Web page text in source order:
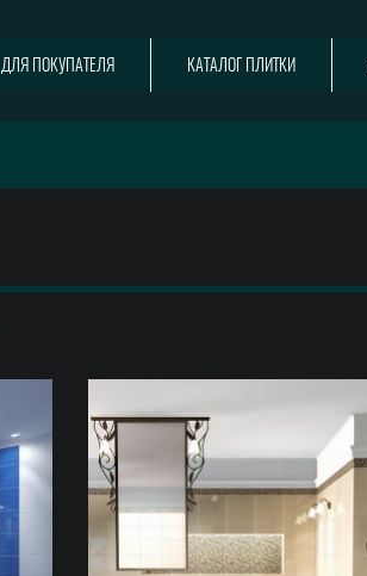
ДЛЯ ПОКУПАТЕЛЯ КАТАЛОГ ПЛИТКИ